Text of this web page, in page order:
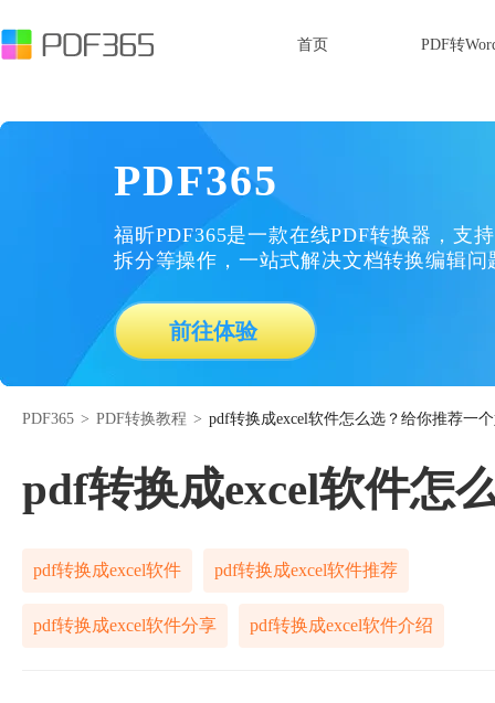
首页 PDF转
PDF365
福昕PDF365是一款在线PDF转换器，支
拆分等操作，一站式解决文档转换编辑问
前往体验
PDF365 > PDF转换教程 > pdf转换成excel软件怎么选？给你推荐一
pdf转换成excel软件怎
pdf转换成excel软件 pdf转换成excel软件推荐
pdf转换成excel软件分享 pdf转换成excel软件介绍